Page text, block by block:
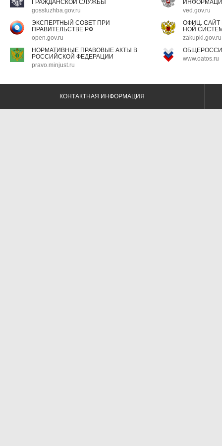
ГРАЖДАНСКОЙ СЛУЖБЫ
gossluzhba.gov.ru
ved.gov.ru
ЭКСПЕРТНЫЙ СОВЕТ ПРИ
ПРАВИТЕЛЬСТВЕ РФ
open.gov.ru
ОФИЦ.
НОЙ
zakupki.gov.ru
НОРМАТИВНЫЕ ПРАВОВЫЕ АКТЫ В
РОССИЙСКОЙ ФЕДЕРАЦИИ
pravo.minjust.ru
www.oatos.ru
КОНТАКТНАЯ ИНФОРМАЦИЯ